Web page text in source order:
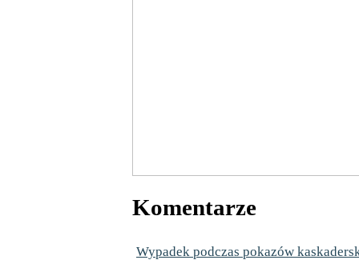
Komentarze
Wypadek podczas pokazów